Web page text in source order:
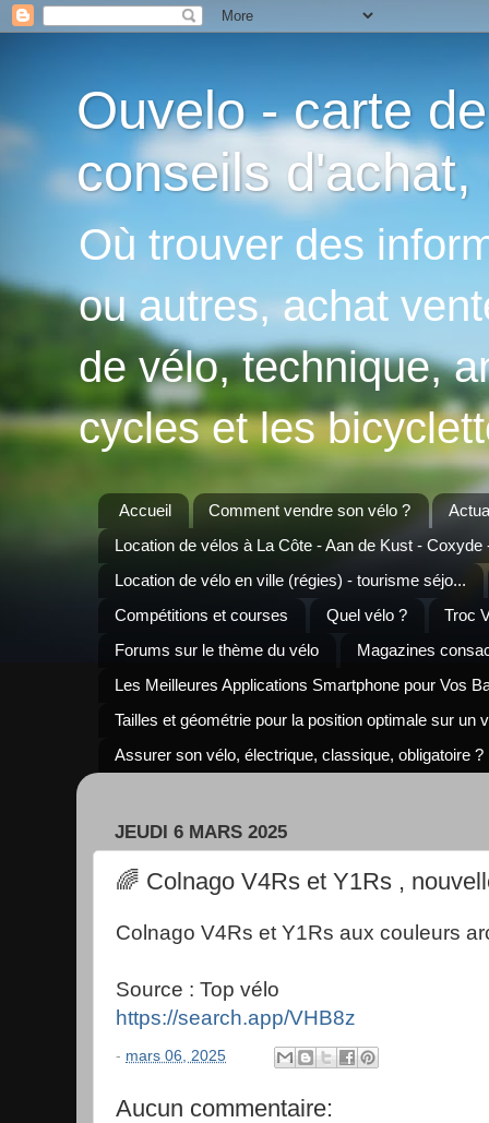
Ouvelo - carte
conseils
Où trouver des
ou autres, achat
de vélo, technique,
cycles et les
Accueil Comment vendre son vélo ?
Location de vélos à La Côte - Aan de Kust - Coxyde
Location de vélo en ville (régies) - tourisme séjo...
Compétitions et courses
Quel vélo ?
Troc
Forums sur le thème du vélo
Magazines
Les Meilleures Applications Smartphone pour Vos
Tailles et géométrie pour la position optimale sur un
Assurer son vélo, électrique, classique, obligatoire ?
JEUDI 6 MARS 2025
🌈 Colnago V4Rs et Y1Rs ,
Colnago V4Rs et Y1Rs aux couleurs
Source : Top vélo
https://search.app/VHB8z
- mars 06, 2025
Aucun commentaire: